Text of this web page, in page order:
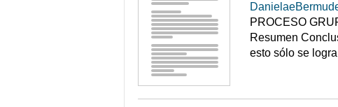
PROCESO
Resumen
esto sólo se